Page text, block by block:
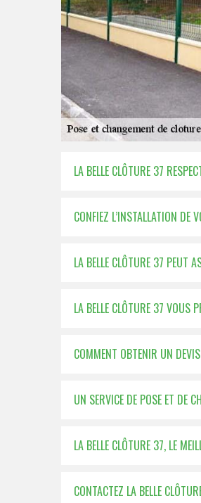
LA BELLE CLÔTURE 37
CONFIEZ L’INSTALLATION DE
LA BELLE CLÔTURE 37 PEUT
LA BELLE CLÔTURE 37 VOUS
COMMENT OBTENIR UN
UN SERVICE DE POSE ET DE
LA BELLE CLÔTURE 37, LE
CONTACTEZ LA BELLE